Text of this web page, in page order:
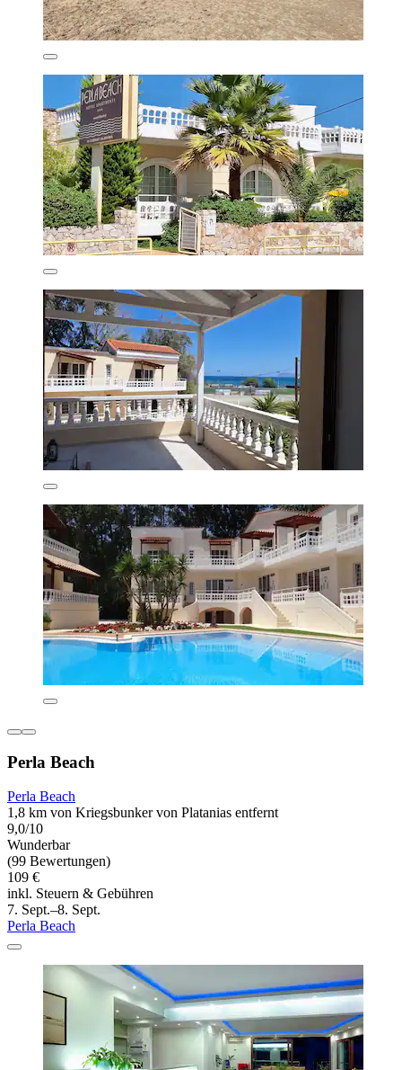
Perla Beach
Perla Beach
1,8 km von Kriegsbunker von Platanias entfernt
9,0/10
Wunderbar
(99 Bewertungen)
109 €
inkl. Steuern & Gebühren
7. Sept.–8. Sept.
Perla Beach